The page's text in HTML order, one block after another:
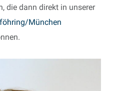
die dann direkt in unserer
München